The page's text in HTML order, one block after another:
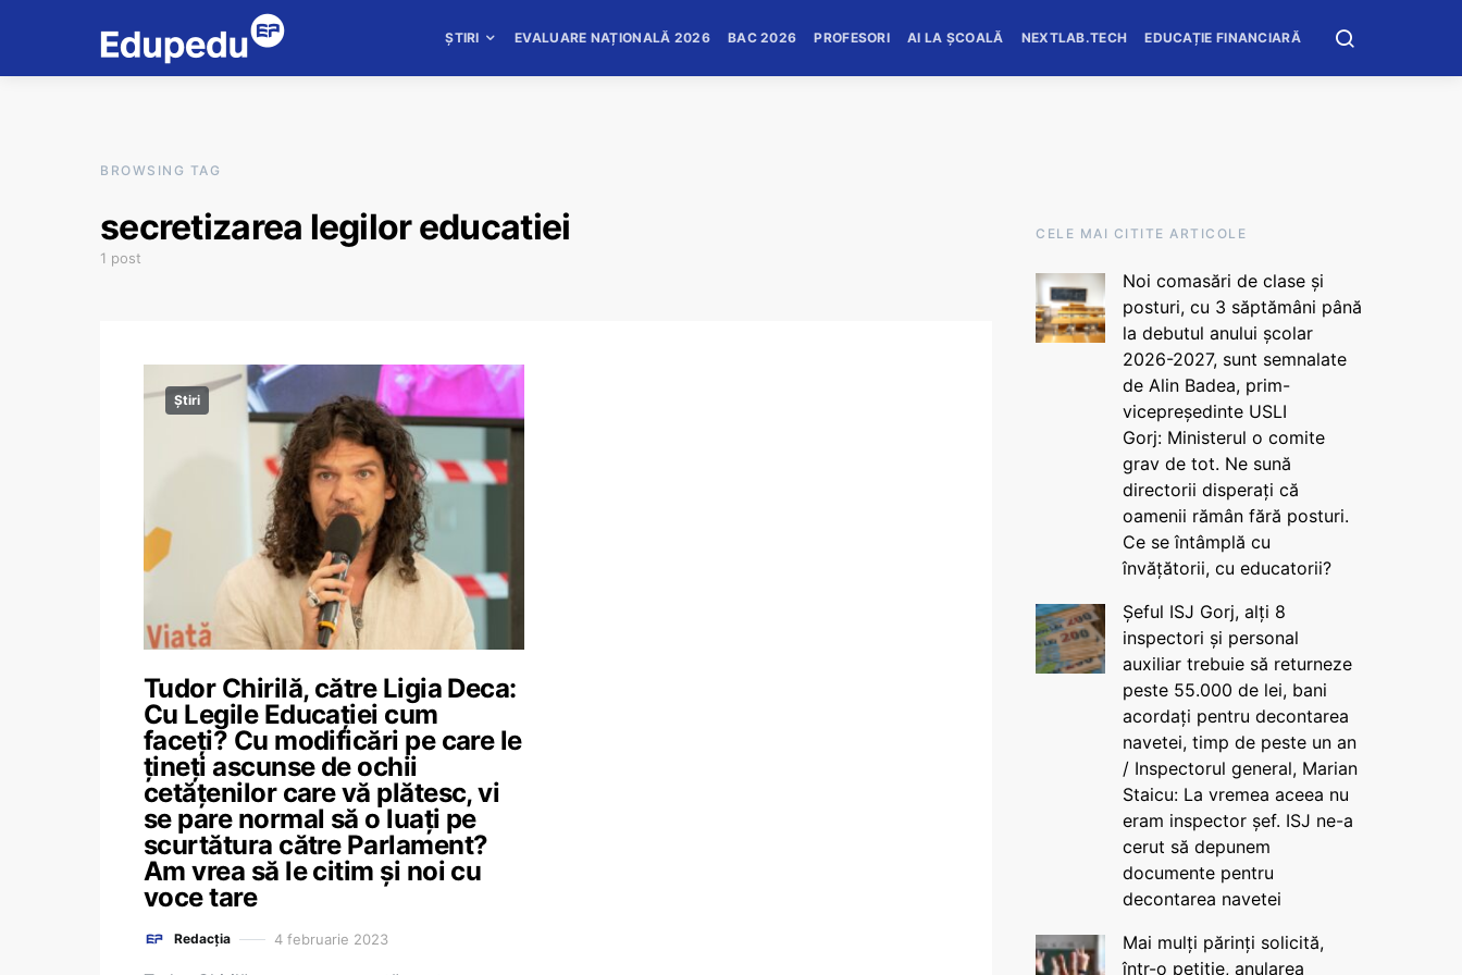
ȘTIRI EVALUARE NAȚIONALĂ 2026 BAC 2026 PROFESORI AI LA ȘCOALĂ NEXTLAB.TECH EDUCAȚIE FINANCIARĂ
BROWSING TAG
secretizarea legilor educatiei
1 post
Știri
Tudor Chirilă, către Ligia Deca:
Cu Legile Educației cum
faceți? Cu modificări pe care le
țineți ascunse de ochii
cetățenilor care vă plătesc, vi
se pare normal să o luați pe
scurtătura către Parlament?
Am vrea să le citim și noi cu
voce tare
Redacția 4 februarie 2023
CELE MAI CITITE ARTICOLE
Noi comasări de clase și
posturi, cu 3 săptămâni până
la debutul anului școlar
2026-2027, sunt semnalate
de Alin Badea, prim-
vicepreședinte USLI
Gorj: Ministerul o comite
grav de tot. Ne sună
directorii disperați că
oamenii rămân fără posturi.
Ce se întâmplă cu
învățătorii, cu educatorii?
Șeful ISJ Gorj, alți 8
inspectori și personal
auxiliar trebuie să returneze
peste 55.000 de lei, bani
acordați pentru decontarea
navetei, timp de peste un an
/ Inspectorul general, Marian
Staicu: La vremea aceea nu
eram inspector șef. ISJ ne-a
cerut să depunem
documente pentru
decontarea navetei
Mai mulți părinți solicită,
într-o petiție, anularea